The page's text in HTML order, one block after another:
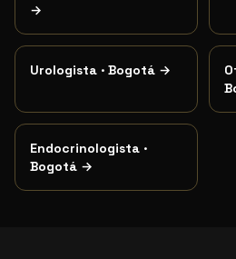
→
Urologista · Bogotá →
Endocrinologista ·
Bogotá →